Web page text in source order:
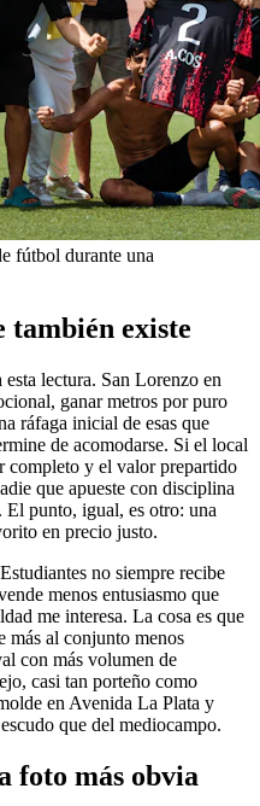
fútbol durante una
también existe
lectura. San Lorenzo en
ganar metros por puro
ráfaga inicial de esas que
de acomodarse. Si el local
completo y el valor prepartido
que apueste con disciplina
El punto, igual, es otro: una
en precio justo.
no siempre recibe
menos entusiasmo que
me interesa. La cosa es que
más al conjunto menos
con más volumen de
casi tan porteño como
en Avenida La Plata y
que del mediocampo.
foto más obvia